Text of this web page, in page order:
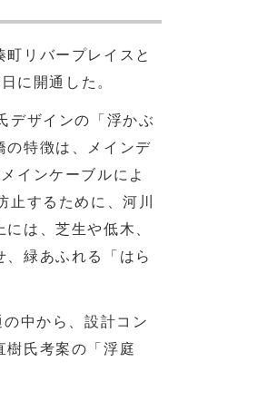
リバープレイスと
に開通した。
ザインの「浮かぶ
の特徴は、メインデ
インケーブルによ
するために、河川
は、芝生や低木、
緑あふれる「はら
中から、設計コン
樹氏考案の「浮庭